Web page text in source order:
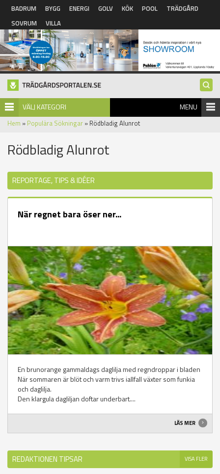
Hoppa till huvudinnehåll
BADRUM BYGG ENERGI GOLV KÖK POOL
TRÄDGÅRD
SOVRUM
VILLA
VÄLJ KATEGORI MENU
Hem » Populära Sökningar » Rödbladig Alunrot
Rödbladig Alunrot
REPORTAGE, TIPS & IDÉER
När regnet bara öser ner...
En brunorange gammaldags daglilja med regndroppar i bladen
När sommaren är blöt och varm trivs iallfall växter som funkia
och daglilja.
Den klargula dagliljan doftar underbart....
LÄS MER
REDAKTIONEN TIPSAR VISA FLER